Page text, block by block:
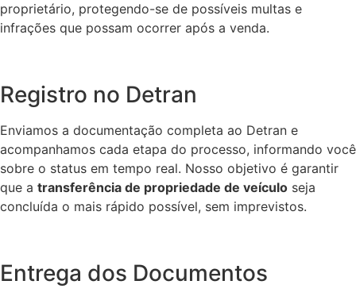
proprietário, protegendo-se de possíveis multas e
infrações que possam ocorrer após a venda.
Registro no Detran
Enviamos a documentação completa ao Detran e
acompanhamos cada etapa do processo, informando você
sobre o status em tempo real. Nosso objetivo é garantir
que a transferência de propriedade de veículo seja
concluída o mais rápido possível, sem imprevistos.
Entrega dos Documentos